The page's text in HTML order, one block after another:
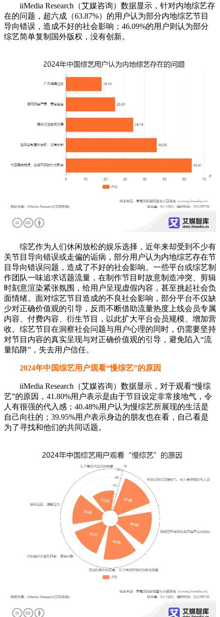
iiMedia Research（艾媒咨询）数据显示，针对内地综艺存
在的问题，超六成（63.87%）的用户认为部分内地综艺节目
导向错误，造成不好的社会影响；46.09%的用户则认为部分
综艺简单复制国外版权，没有创新。
综艺作为人们休闲放松的娱乐选择，近年来却受到不少有
关节目导向错误或走偏的诟病，部分用户认为内地综艺存在节
目导向错误问题，造成了不好的社会影响。一些平台或综艺制
作团队一味追求话题流量，在制作节目时故意制造冲突、剪辑
时刻意渲染紧张氛围，给用户呈现虚假内容，甚至挑起社会负
面情绪。面对综艺节目造成的不良社会影响，部分平台不仅缺
少对正确价值观的引导，反而不断借助流量热度上线会员专属
内容、付费内容、衍生节目，以此扩大平台会员规模、增加营
收。综艺节目在洞察社会问题与用户心理的同时，仍需要坚持
对节目内容的真实呈现与对正确价值观的引导，避免陷入“流
量陷阱”，失去用户信任。
2024年中国综艺用户观看“慢综艺”的原因
iiMedia Research（艾媒咨询）数据显示，对于观看“慢综
艺”的原因，41.80%用户表示是由于节目设定非常接地气，令
人有很强的代入感；40.48%用户认为慢综艺所展现的生活是
自己向往的；39.95%用户表示身边的朋友也在看，自己看是
为了寻找和他们的共同话题。